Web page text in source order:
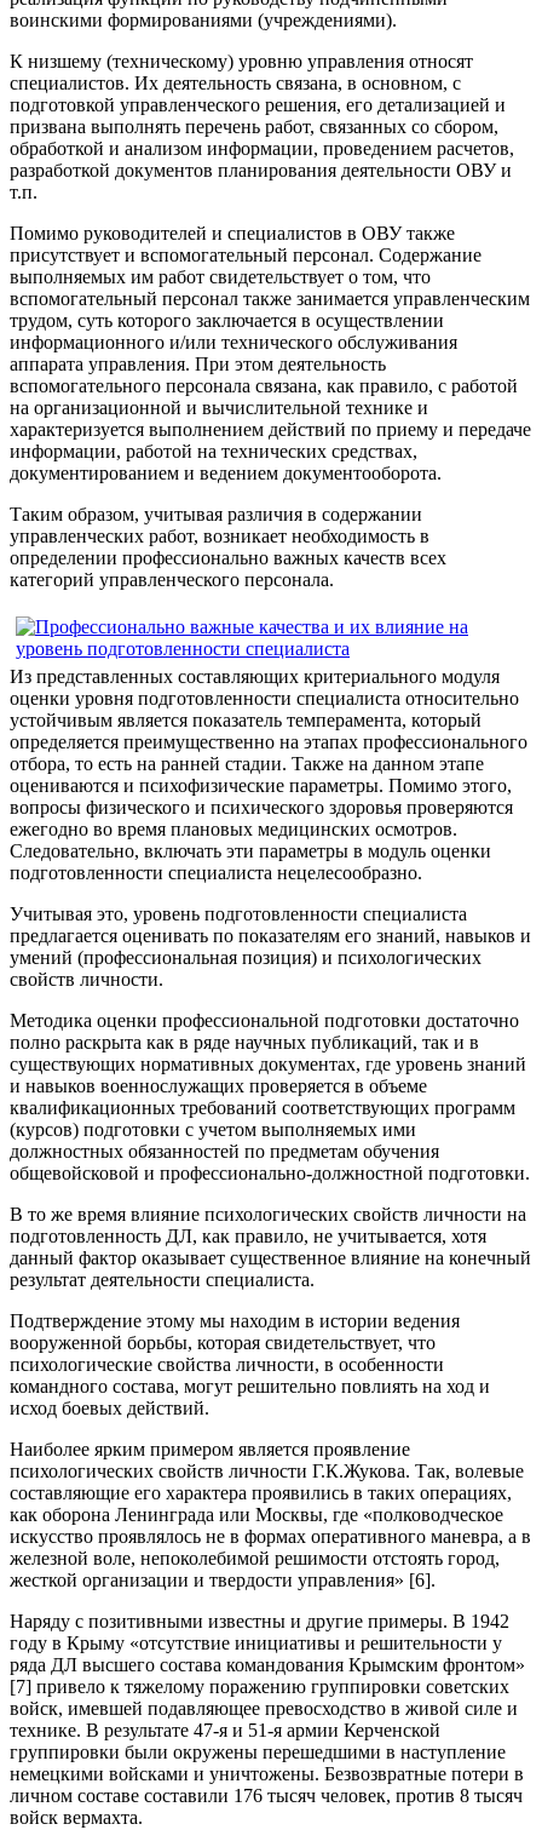
воинскими формированиями (учреждениями).
К низшему (техническому) уровню управления относят
специалистов. Их деятельность связана, в основном, с
подготовкой управленческого решения, его детализацией и
призвана выполнять перечень работ, связанных со сбором,
обработкой и анализом информации, проведением расчетов,
разработкой документов планирования деятельности ОВУ и
т.п.
Помимо руководителей и специалистов в ОВУ также
присутствует и вспомогательный персонал. Содержание
выполняемых им работ свидетельствует о том, что
вспомогательный персонал также занимается управленческим
трудом, суть которого заключается в осуществлении
информационного и/или технического обслуживания
аппарата управления. При этом деятельность
вспомогательного персонала связана, как правило, с работой
на организационной и вычислительной технике и
характеризуется выполнением действий по приему и передаче
информации, работой на технических средствах,
документированием и ведением документооборота.
Таким образом, учитывая различия в содержании
управленческих работ, возникает необходимость в
определении профессионально важных качеств всех
категорий управленческого персонала.
Из представленных составляющих критериального модуля
оценки уровня подготовленности специалиста относительно
устойчивым является показатель темперамента, который
определяется преимущественно на этапах профессионального
отбора, то есть на ранней стадии. Также на данном этапе
оцениваются и психофизические параметры. Помимо этого,
вопросы физического и психического здоровья проверяются
ежегодно во время плановых медицинских осмотров.
Следовательно, включать эти параметры в модуль оценки
подготовленности специалиста нецелесообразно.
Учитывая это, уровень подготовленности специалиста
предлагается оценивать по показателям его знаний, навыков и
умений (профессиональная позиция) и психологических
свойств личности.
Методика оценки профессиональной подготовки достаточно
полно раскрыта как в ряде научных публикаций, так и в
существующих нормативных документах, где уровень знаний
и навыков военнослужащих проверяется в объеме
квалификационных требований соответствующих программ
(курсов) подготовки с учетом выполняемых ими
должностных обязанностей по предметам обучения
общевойсковой и профессионально-должностной подготовки.
В то же время влияние психологических свойств личности на
подготовленность ДЛ, как правило, не учитывается, хотя
данный фактор оказывает существенное влияние на конечный
результат деятельности специалиста.
Подтверждение этому мы находим в истории ведения
вооруженной борьбы, которая свидетельствует, что
психологические свойства личности, в особенности
командного состава, могут решительно повлиять на ход и
исход боевых действий.
Наиболее ярким примером является проявление
психологических свойств личности Г.К.Жукова. Так, волевые
составляющие его характера проявились в таких операциях,
как оборона Ленинграда или Москвы, где «полководческое
искусство проявлялось не в формах оперативного маневра, а в
железной воле, непоколебимой решимости отстоять город,
жесткой организации и твердости управления» [6].
Наряду с позитивными известны и другие примеры. В 1942
году в Крыму «отсутствие инициативы и решительности у
ряда ДЛ высшего состава командования Крымским фронтом»
[7] привело к тяжелому поражению группировки советских
войск, имевшей подавляющее превосходство в живой силе и
технике. В результате 47-я и 51-я армии Керченской
группировки были окружены перешедшими в наступление
немецкими войсками и уничтожены. Безвозвратные потери в
личном составе составили 176 тысяч человек, против 8 тысяч
войск вермахта.